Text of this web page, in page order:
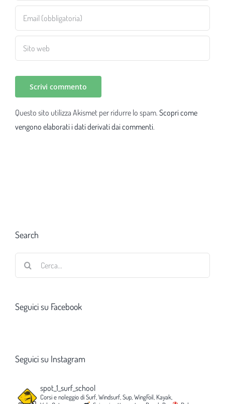
Questo sito utilizza Akismet per ridurre lo spam. Scopri come
vengono elaborati i dati derivati dai commenti.
Search
Seguici su Facebook
Seguici su Instagram
spot_1_surf_school
Corsi e noleggio di Surf, Windsurf, Sup, WingFoil, Kayak,